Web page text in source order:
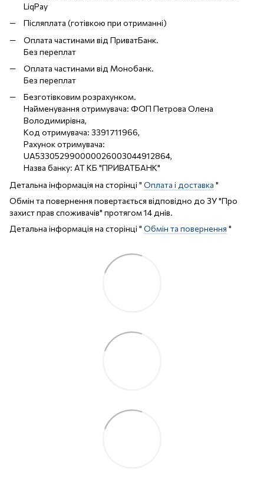
LiqPay
Післяплата (готівкою при отриманні)
Оплата частинами від ПриватБанк.
Без переплат
Оплата частинами від Монобанк.
Без переплат
Безготівковим розрахунком.
Найменування отримувача: ФОП Петрова Олена
Володимирівна,
Код отримувача: 3391711966,
Рахунок отримувача:
UA533052990000026003044912864,
Назва банку: АТ КБ "ПРИВАТБАНК"
Детальна інформація на сторінці " Оплата і доставка "
Обмін та повернення повертається відповідно до ЗУ "Про
захист прав споживачів" протягом 14 днів.
Детальна інформація на сторінці " Обмін та повернення "